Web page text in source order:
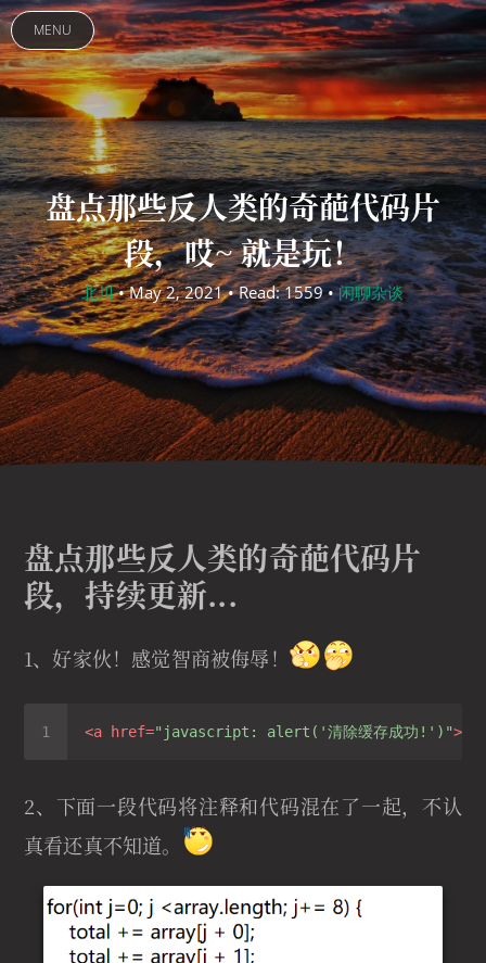
MENU
盘点那些反人类的奇葩代码片
段，哎~ 就是玩！
北川• May 2, 2021 • Read: 1559 •闲聊杂谈
盘点那些反人类的奇葩代码片
段，持续更新...
1、好家伙！感觉智商被侮辱！
<a href="javascript: alert('清除缓存成功!')">
2、下面一段代码将注释和代码混在了一起，不认
真看还真不知道。